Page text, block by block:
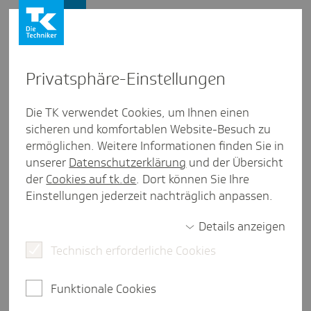
Medi­en­kom­pe­tenz für mehr
digi­tale Selbst­be­stim­mung
Artikel aus Hessen
Das Internet eröffnet heute vielfältige
Kommunikation. Eine kompetente, kritische
Presse und Politik Digitaler Fortschritt
Privat­sphäre-Einstel­lungen
Die TK verwendet Cookies, um Ihnen einen
sicheren und komfortablen Website-Besuch zu
ermöglichen. Weitere Informationen finden Sie in
unserer Datenschutzerklärung und der Übersicht
der Cookies auf tk.de. Dort können Sie Ihre
Einstellungen jederzeit nachträglich anpassen.
Details anzeigen
Technisch erforderliche Cookies
Funktionale Cookies